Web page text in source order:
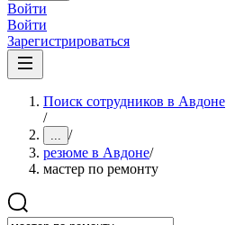
Войти
Войти
Зарегистрироваться
Поиск сотрудников в Авдоне
/
... /
резюме в Авдоне/
мастер по ремонту